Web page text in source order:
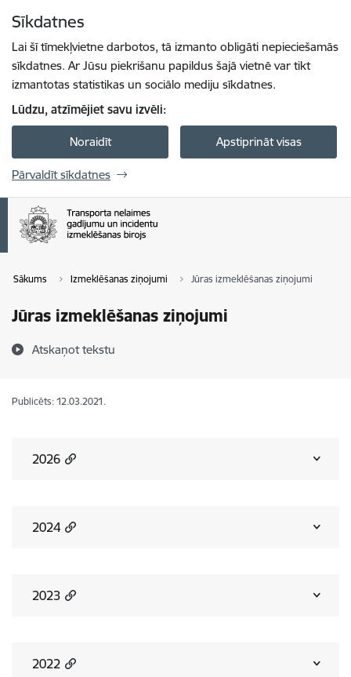
Sīkdatnes
Lai šī tīmekļvietne darbotos, tā izmanto obligāti nepieciešamās
sīkdatnes. Ar Jūsu piekrišanu papildus šajā vietnē var tikt
izmantotas statistikas un sociālo mediju sīkdatnes.
Lūdzu, atzīmējiet savu izvēli:
Noraidīt Apstiprināt visas
Pārvaldīt sīkdatnes
Sākums Izmeklēšanas ziņojumi Jūras izmeklēšanas ziņojumi
Jūras izmeklēšanas ziņojumi
Atskaņot tekstu
Publicēts: 12.03.2021.
2026
2024
2023
2022